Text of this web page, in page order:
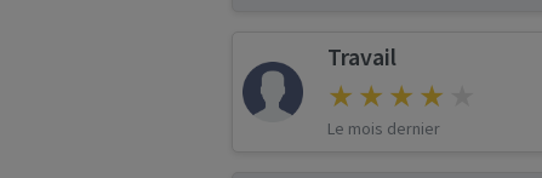
Travail
Le mois dernier